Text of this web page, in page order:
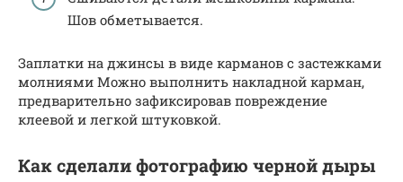
Шов обметывается.
Заплатки на джинсы в виде карманов с застежками
молниями Можно выполнить накладной карман,
предварительно зафиксировав повреждение
клеевой и легкой штуковкой.
Как сделали фотографию черной дыры